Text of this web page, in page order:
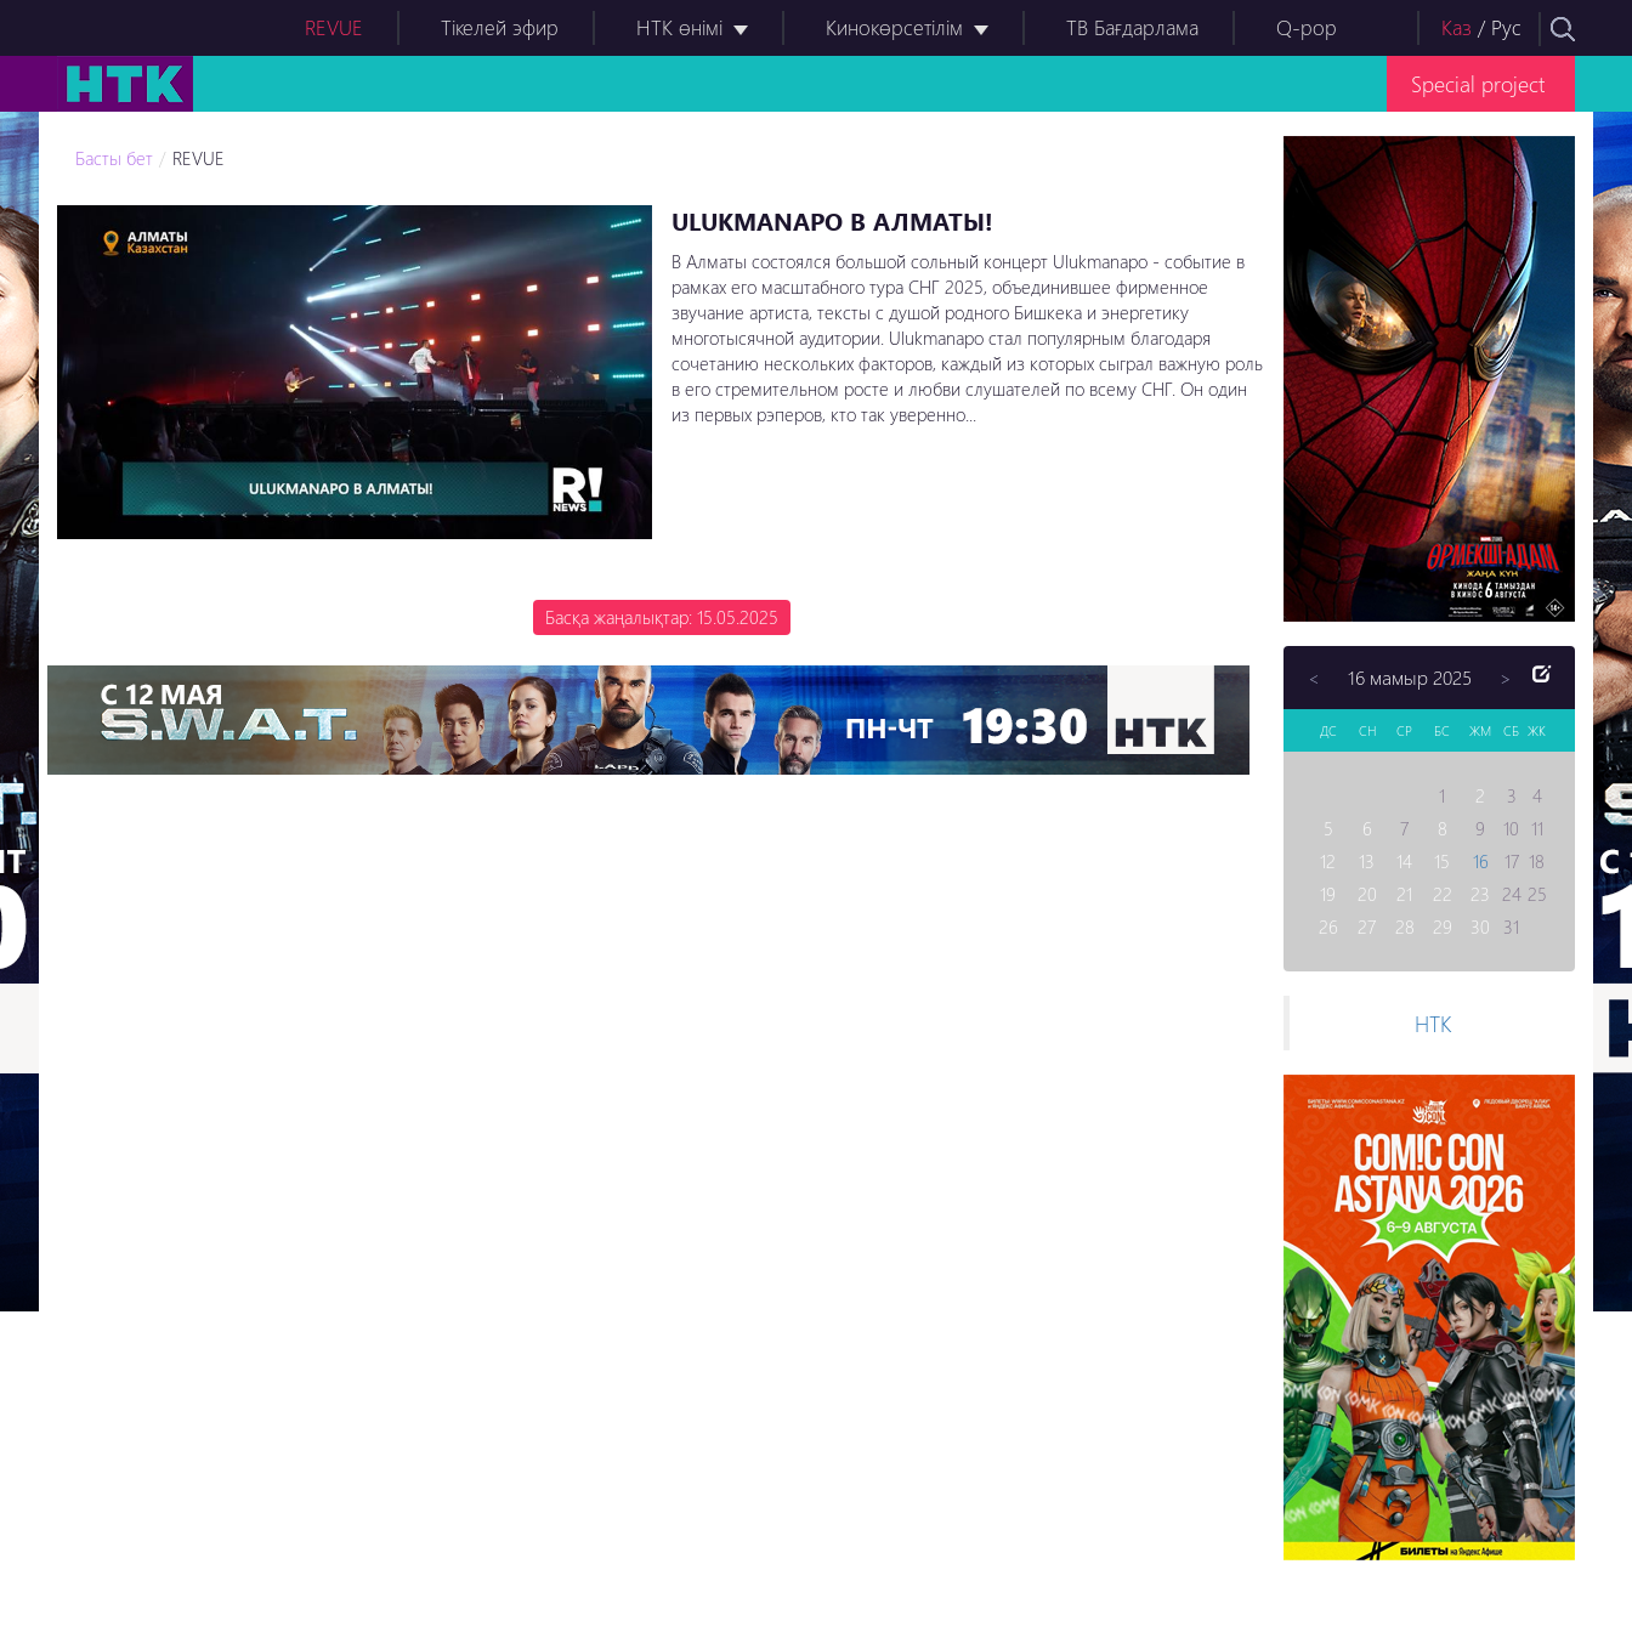
Каз / Рус
REVUE Тікелей эфир НТК өнімі Кинокөрсетілім ТВ Бағдарлама Q-pop
Special project
Басты бет REVUE
ULUKMANAPO В АЛМАТЫ!
В Алматы состоялся большой сольный концерт Ulukmanapo - событие в
рамках его масштабного тура СНГ 2025, объединившее фирменное
звучание артиста, тексты с душой родного Бишкека и энергетику
многотысячной аудитории. Ulukmanapo стал популярным благодаря
сочетанию нескольких факторов, каждый из которых сыграл важную роль
в его стремительном росте и любви слушателей по всему СНГ. Он один
из первых рэперов, кто так уверенно...
Басқа жаңалықтар: 15.05.2025
< 16 мамыр 2025 >
ДС СН СР БС ЖМ СБ ЖК
1 2 3
4
5
6 7 8 9 10 11
12
13 14 15 16 17 18
19
20 21 22 23 24 25
26
27 28 29 30 31
НТК